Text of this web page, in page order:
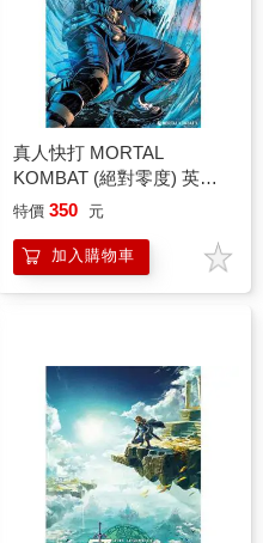
真人快打 MORTAL
KOMBAT (絕對零度) 英國
進口海報 魔宮帝國
特價 350 元
加入購物車